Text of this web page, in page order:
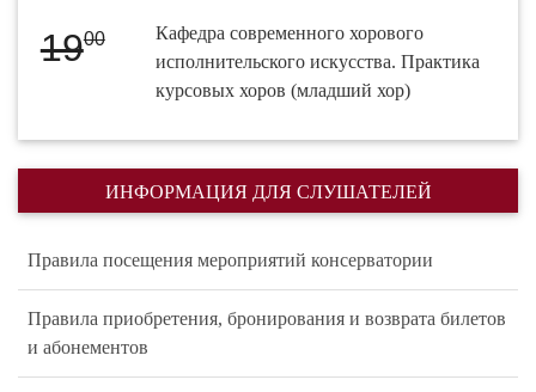
1900
Кафедра современного хорового
исполнительского искусства. Практика
курсовых хоров (младший хор)
ИНФОРМАЦИЯ ДЛЯ СЛУШАТЕЛЕЙ
Правила посещения мероприятий консерватории
Правила приобретения, бронирования и возврата билетов
и абонементов